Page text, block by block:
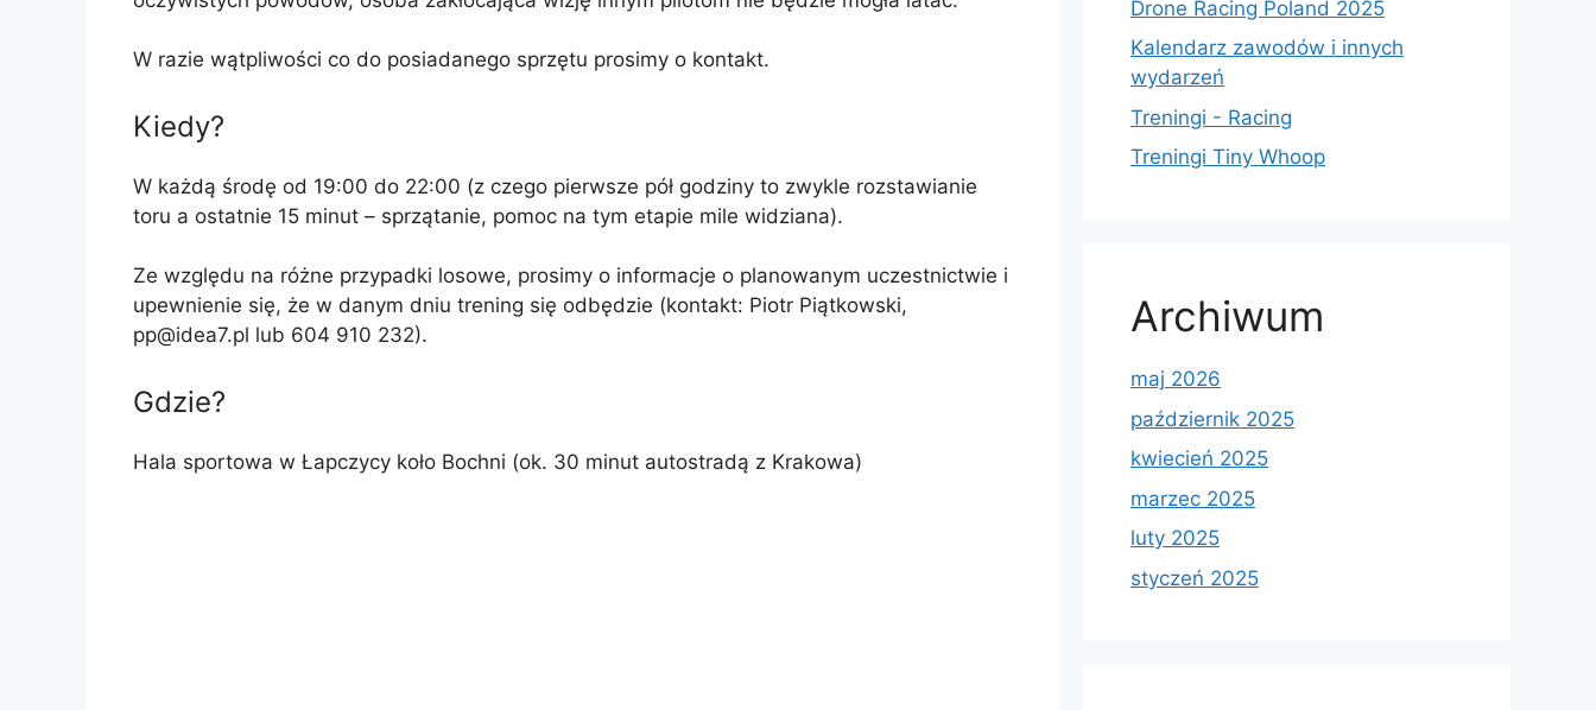
W razie wątpliwości co do posiadanego sprzętu prosimy o kontakt.
Kiedy?
W każdą środę od 19:00 do 22:00 (z czego pierwsze pół godziny to zwykle rozstawianie
toru a ostatnie 15 minut – sprzątanie, pomoc na tym etapie mile widziana).
Ze względu na różne przypadki losowe, prosimy o informacje o planowanym uczestnictwie i
upewnienie się, że w danym dniu trening się odbędzie (kontakt: Piotr Piątkowski,
pp@idea7.pl lub 604 910 232).
Gdzie?
Hala sportowa w Łapczycy koło Bochni (ok. 30 minut autostradą z Krakowa)
Drone Racing Poland 2025
Kalendarz zawodów i innych
wydarzeń
Treningi - Racing
Treningi Tiny Whoop
Archiwum
maj 2026
październik 2025
kwiecień 2025
marzec 2025
luty 2025
styczeń 2025